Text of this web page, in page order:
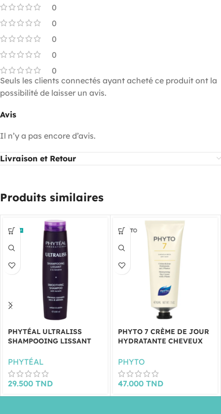
0
0
0
0
0
Avis
Il n’y a pas encore d’avis.
Seuls les clients connectés ayant acheté ce produit ont la
possibilité de laisser un avis.
Livraison et Retour
Produits similaires
PHYTÉAL ULTRALISS
SHAMPOOING LISSANT
PHYTÉAL
29.500 TND
PHYTO 7 CRÈME DE JOUR
HYDRATANTE CHEVEUX
PHYTO
47.000 TND